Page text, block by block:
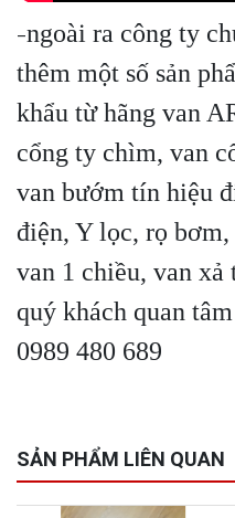
–ngoài ra công ty
thêm một số sản
khẩu từ hãng van
cổng ty chìm, van
van bướm tín hiệu
điện, Y lọc, rọ
van 1 chiều, van
quý khách quan
0989 480 689
SẢN PHẨM LIÊN QUAN